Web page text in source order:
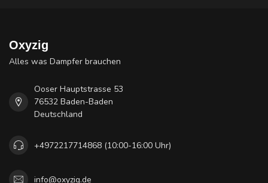
Oxyzig
Alles was Dampfer brauchen
Ooser Hauptstrasse 53
76532 Baden-Baden
Deutschland
+4972217714868 (10:00-16:00 Uhr)
info@oxyzig.de